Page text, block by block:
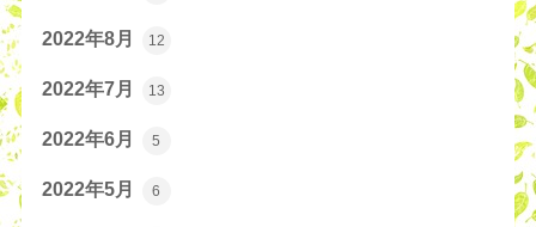
2022年8月 12
2022年7月 13
2022年6月 5
2022年5月 6